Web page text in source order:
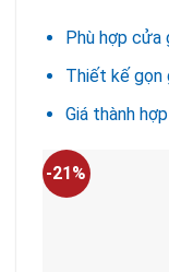
Phù hợp
Thiết kế gọn
Giá thành
-21%